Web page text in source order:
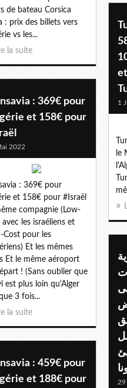
de bateau Corsica
: prix des billets vers
vs les...
la suite
1
le
: 369€ pour
et 158€ pour
2022
: 369€ pour
et 158€ pour #Israël
compagnie (Low-
avec les israéliens et
Cost pour les
Et les mêmes
Et le même aéroport
! (Sans oublier que
est plus loin qu'Alger
3 fois...
la suite
: 459€ pour
et 188€ pour